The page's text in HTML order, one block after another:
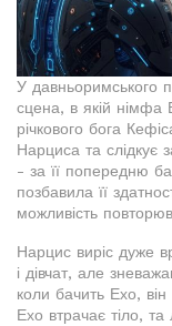
У давньоримського
сцена, в якій німфа
річкового бога
Нарциса та
- за її попередню
позбавила її
можливість
Нарцис виріс дуже
і дівчат, але
коли бачить Ехо, він
Ехо втрачає тіло,